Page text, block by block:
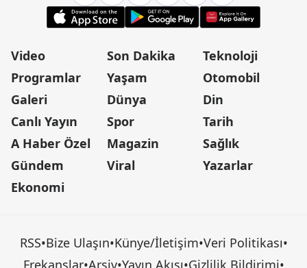
Video
Programlar
Galeri
Canlı Yayın
A Haber Özel
Gündem
Ekonomi
Son Dakika
Yaşam
Dünya
Spor
Magazin
Viral
Teknoloji
Otomobil
Din
Tarih
Sağlık
Yazarlar
RSS•Bize Ulaşın•Künye/İletişim•Veri Politikası•